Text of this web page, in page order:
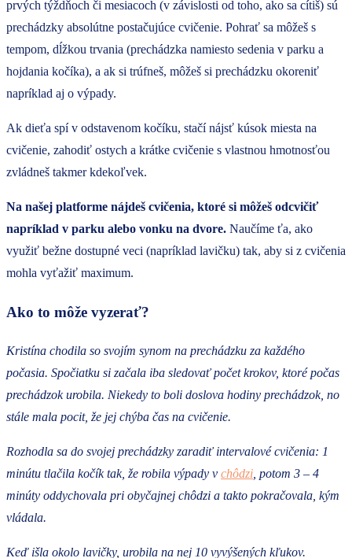
prvých týždňoch či mesiacoch (v závislosti od toho, ako sa cítiš) sú
prechádzky absolútne postačujúce cvičenie. Pohrať sa môžeš s
tempom, dĺžkou trvania (prechádzka namiesto sedenia v parku a
hojdania kočíka), a ak si trúfneš, môžeš si prechádzku okoreniť
napríklad aj o výpady.
Ak dieťa spí v odstavenom kočíku, stačí nájsť kúsok miesta na
cvičenie, zahodiť ostych a krátke cvičenie s vlastnou hmotnosťou
zvládneš takmer kdekoľvek.
Na našej platforme nájdeš cvičenia, ktoré si môžeš odcvičiť
napríklad v parku alebo vonku na dvore. Naučíme ťa, ako
využiť bežne dostupné veci (napríklad lavičku) tak, aby si z cvičenia
mohla vyťažiť maximum.
Ako to môže vyzerať?
Kristína chodila so svojím synom na prechádzku za každého
počasia. Spočiatku si začala iba sledovať počet krokov, ktoré počas
prechádzok urobila. Niekedy to boli doslova hodiny prechádzok, no
stále mala pocit, že jej chýba čas na cvičenie.
Rozhodla sa do svojej prechádzky zaradiť intervalové cvičenia: 1
minútu tlačila kočík tak, že robila výpady v chôdzi , potom 3 – 4
minúty oddychovala pri obyčajnej chôdzi a takto pokračovala, kým
vládala.
Keď išla okolo lavičky, urobila na nej 10 vyvýšených kľukov.